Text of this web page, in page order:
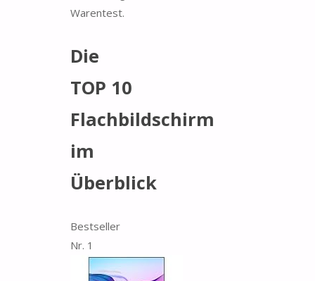
Warentest.
Die
TOP 10
Flachbildschirm
im
Überblick
Bestseller
Nr. 1